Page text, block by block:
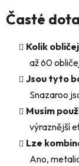
Časté
Kolik
až 60
Jsou tyto
Snazaroo
Musím
výraznější
Lze
Ano,